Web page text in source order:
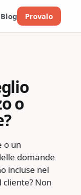
Provalo
o
o un
domande
incluse nel
Non